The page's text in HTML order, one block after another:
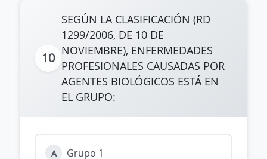
10
SEGÚN LA CLASIFICACIÓN (RD
1299/2006, DE 10 DE
NOVIEMBRE), ENFERMEDADES
PROFESIONALES CAUSADAS POR
AGENTES BIOLÓGICOS ESTÁ EN
EL GRUPO:
A Grupo 1